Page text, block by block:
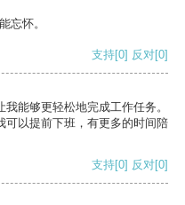
忘怀。
支持[0] 反对[0]
能够更轻松地完成工作任务。
可以提前下班，有更多的时间陪
支持[0] 反对[0]